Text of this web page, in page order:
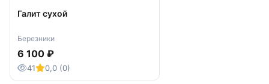
Галит сухой
Березники
6 100 ₽
41 0,0 (0)